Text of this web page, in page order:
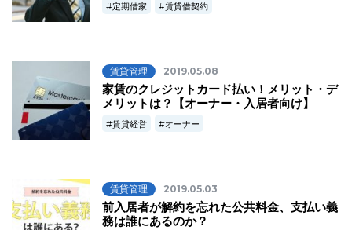
定期借家 賃貸借契約
賃貸管理 2019.05.08
家賃のクレジットカード払い！メリット・デ
メリットは？【オーナー・入居者向け】
賃貸経営 オーナー
賃貸管理 2019.05.03
前入居者が解約を忘れた公共料金、支払い義
務は誰にあるのか？